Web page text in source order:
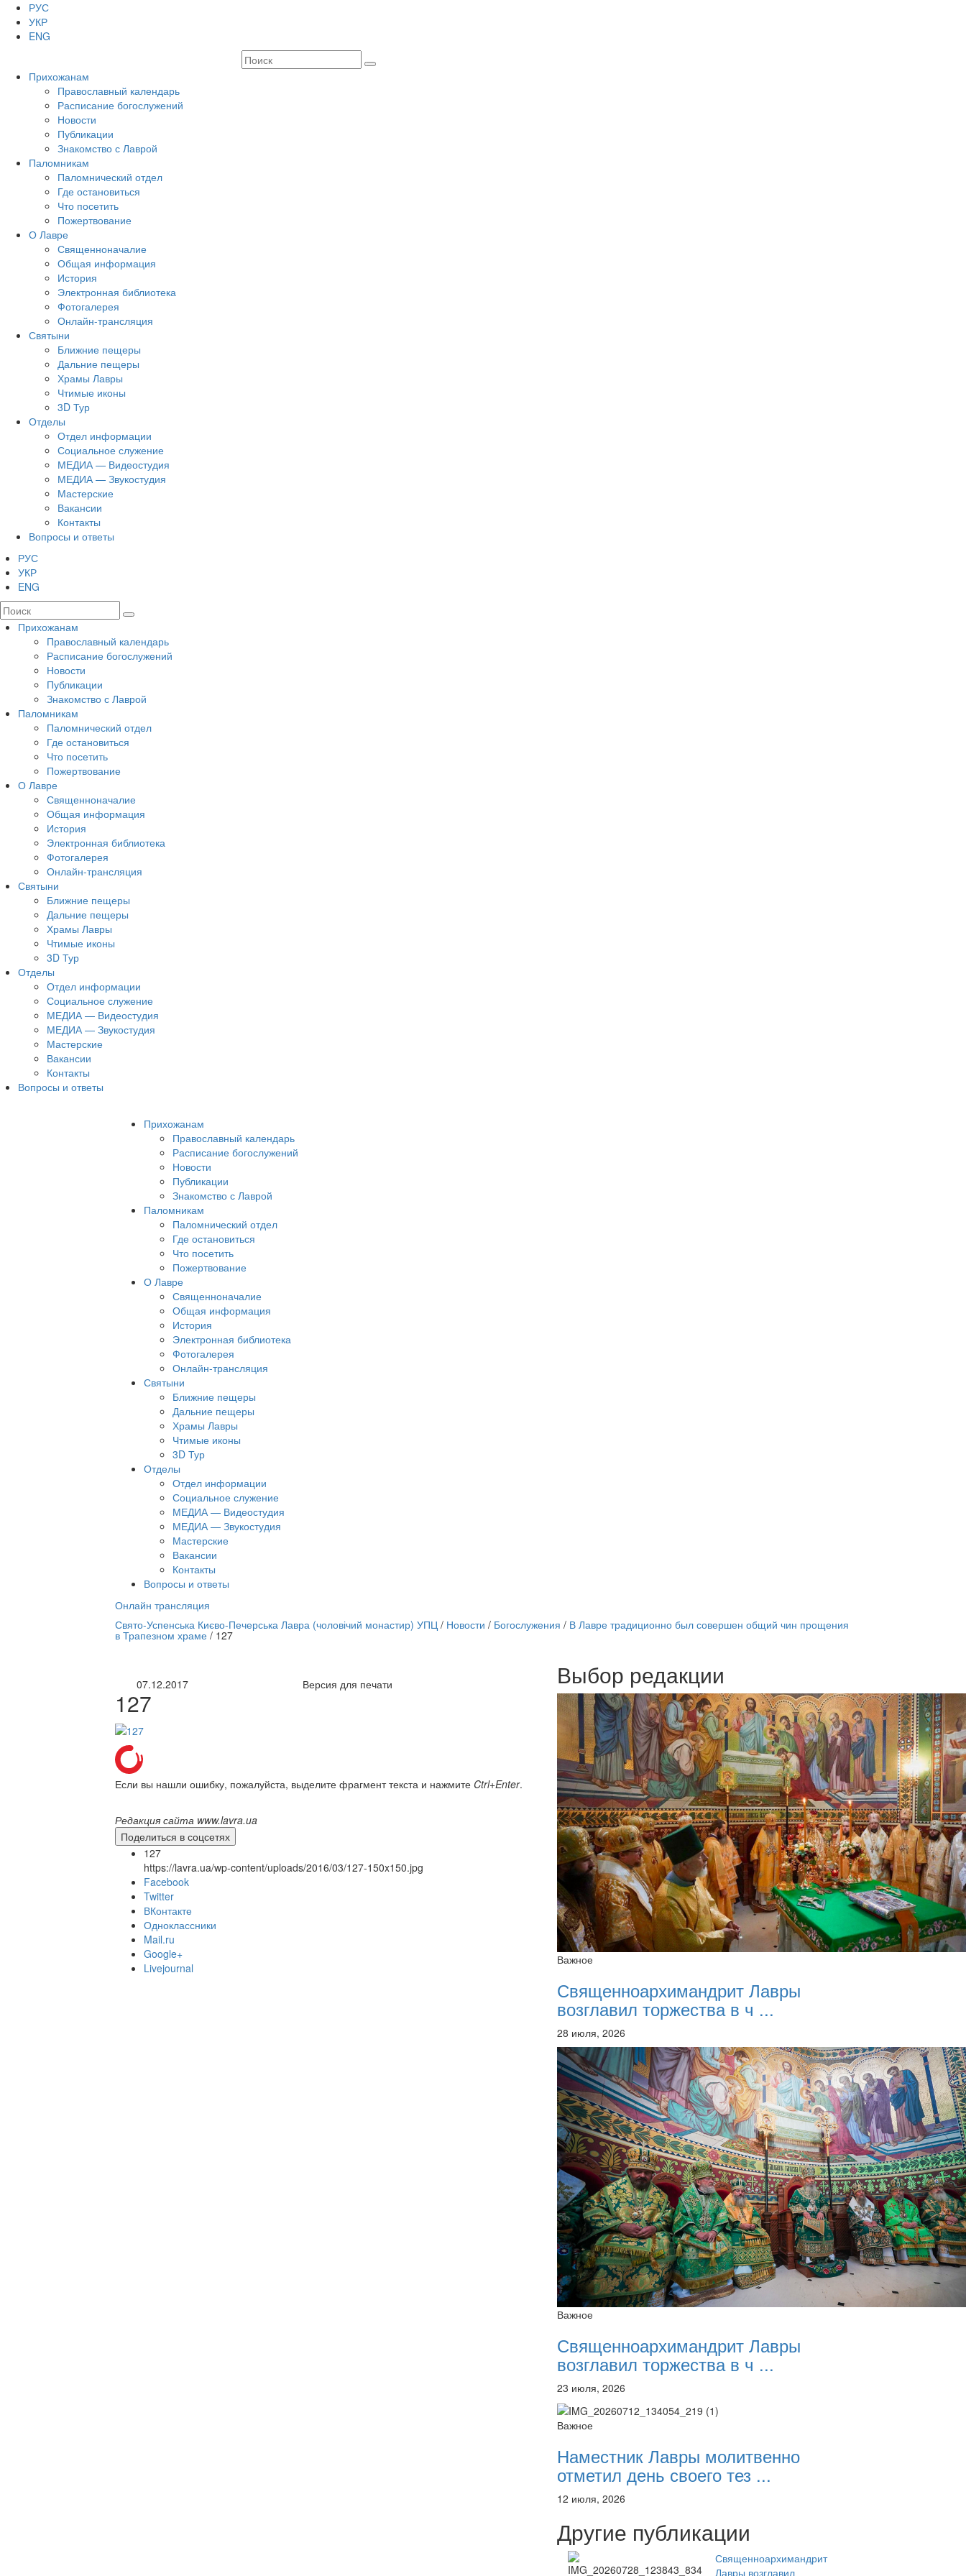
РУС
УКР
ENG
Прихожанам
Православный календарь
Расписание богослужений
Новости
Публикации
Знакомство с Лаврой
Паломникам
Паломнический отдел
Где остановиться
Что посетить
Пожертвование
О Лавре
Священноначалие
Общая информация
История
Электронная библиотека
Фотогалерея
Онлайн-трансляция
Святыни
Ближние пещеры
Дальние пещеры
Храмы Лавры
Чтимые иконы
3D Тур
Отделы
Отдел информации
Социальное служение
МЕДИА — Видеостудия
МЕДИА — Звукостудия
Мастерские
Вакансии
Контакты
Вопросы и ответы
РУС
УКР
ENG
Прихожанам
Православный календарь
Расписание богослужений
Новости
Публикации
Знакомство с Лаврой
Паломникам
Паломнический отдел
Где остановиться
Что посетить
Пожертвование
О Лавре
Священноначалие
Общая информация
История
Электронная библиотека
Фотогалерея
Онлайн-трансляция
Святыни
Ближние пещеры
Дальние пещеры
Храмы Лавры
Чтимые иконы
3D Тур
Отделы
Отдел информации
Социальное служение
МЕДИА — Видеостудия
МЕДИА — Звукостудия
Мастерские
Вакансии
Контакты
Вопросы и ответы
Прихожанам
Православный календарь
Расписание богослужений
Новости
Публикации
Знакомство с Лаврой
Паломникам
Паломнический отдел
Где остановиться
Что посетить
Пожертвование
О Лавре
Священноначалие
Общая информация
История
Электронная библиотека
Фотогалерея
Онлайн-трансляция
Святыни
Ближние пещеры
Дальние пещеры
Храмы Лавры
Чтимые иконы
3D Тур
Отделы
Отдел информации
Социальное служение
МЕДИА — Видеостудия
МЕДИА — Звукостудия
Мастерские
Вакансии
Контакты
Вопросы и ответы
Онлайн трансляция
12 сентября
Онлайн трансляции
12 сентября 2015Название трансляции
12 сентября 2015Название трансляции
12 сентября 2015Название трансляции
12 сентября 2015Название трансляции
12 сентября 2015Название трансляции
12 сентября 2015 Название трансляции
12 сентября 2015Название трансляции
12 сентября 2015Название трансляции
Перейти к архиву
Свято-Успенська Києво-Печерська Лавра (чоловічий монастир) УПЦ/ Новости / Богослужения / В Лавре традиционно был совершен общий чин прощения
в Трапезном храме/ 127
07.12.2017 Версия для печати
127
Если вы нашли ошибку, пожалуйста, выделите фрагмент текста и нажмите Ctrl+Enter.
Редакция сайта www.lavra.ua
Поделиться в соцсетях
127
https://lavra.ua/wp-content/uploads/2016/03/127-150x150.jpg
Facebook
Twitter
ВКонтакте
Одноклассники
Mail.ru
Google+
Livejournal
Выбор редакции
Важное
Священноархимандрит Лавры
возглавил торжества в ч ...
28 июля, 2026
Важное
Священноархимандрит Лавры
возглавил торжества в ч ...
23 июля, 2026
Важное
Наместник Лавры молитвенно
отметил день своего тез ...
12 июля, 2026
Другие публикации
Священноархимандрит
Лавры возглавил